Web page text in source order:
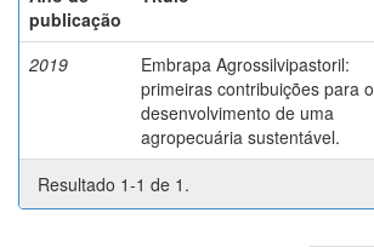
publicação
2019
Embrapa Agrossilvipastoril:
primeiras contribuições para o
desenvolvimento de uma
agropecuária sustentável.
Resultado 1-1 de 1.